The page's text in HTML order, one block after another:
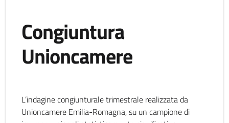
Congiuntura
Unioncamere
L’indagine congiunturale trimestrale realizzata da
Unioncamere Emilia-Romagna, su un campione di